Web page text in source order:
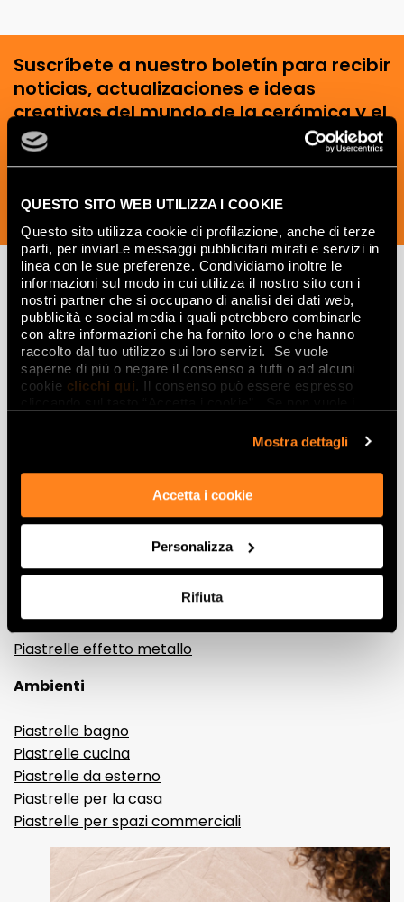
QUESTO SITO WEB UTILIZZA I COOKIE
Questo sito utilizza cookie di profilazione, anche di terze
parti, per inviarLe messaggi pubblicitari mirati e servizi in
linea con le sue preferenze. Condividiamo inoltre le
informazioni sul modo in cui utilizza il nostro sito con i
nostri partner che si occupano di analisi dei dati web,
pubblicità e social media i quali potrebbero combinarle
con altre informazioni che ha fornito loro o che hanno
raccolto dal tuo utilizzo sui loro servizi. Se vuole
saperne di più o negare il consenso a tutti o ad alcuni
cookie clicchi qui. Il consenso può essere espresso
Mostra dettagli
Accetta i cookie
Personalizza
Rifiuta
Suscríbete a nuestro boletín para recibir
noticias, actualizaciones e ideas
creativas del mundo de la cerámica y el
interiorismo.
SUSCRÍBETE AHORA
Lasciati
ispirare
da ambienti
ed effetti
Gres porcellanato effetto marmo
Gres porcellanato effetto legno
Gres porcellanato effetto resina e cemento
Piastrelle 3D
Piastrelle effetto brick
Piastrelle effetto metallo
Ambienti
Piastrelle bagno
Piastrelle cucina
Piastrelle da esterno
Piastrelle per la casa
Piastrelle per spazi commerciali